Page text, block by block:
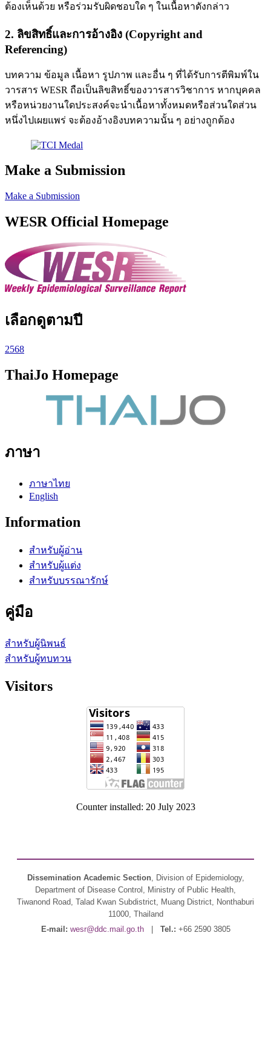
ต้องเห็นด้วย หรือร่วมรับผิดชอบใด ๆ ในเนื้อหาดังกล่าว
2. ลิขสิทธิ์และการอ้างอิง (Copyright and
Referencing)
บทความ ข้อมูล เนื้อหา รูปภาพ และอื่น ๆ ที่ได้รับการตีพิมพ์ใน
วารสาร WESR ถือเป็นลิขสิทธิ์ของวารสารวิชาการ หากบุคคล
หรือหน่วยงานใดประสงค์จะนำเนื้อหาทั้งหมดหรือส่วนใดส่วน
หนึ่งไปเผยแพร่ จะต้องอ้างอิงบทความนั้น ๆ อย่างถูกต้อง
Make a Submission
Make a Submission
WESR Official Homepage
เลือกดูตามปี
2568
ThaiJo Homepage
ภาษา
ภาษาไทย
English
Information
สำหรับผู้อ่าน
สำหรับผู้แต่ง
สำหรับบรรณารักษ์
คู่มือ
สำหรับผู้นิพนธ์
สำหรับผู้ทบทวน
Visitors
Counter installed: 20 July 2023
Dissemination Academic Section, Division of Epidemiology,
Department of Disease Control, Ministry of Public Health,
Tiwanond Road, Talad Kwan Subdistrict, Muang District, Nonthaburi
11000, Thailand
E-mail: wesr@ddc.mail.go.th| Tel.: +66 2590 3805